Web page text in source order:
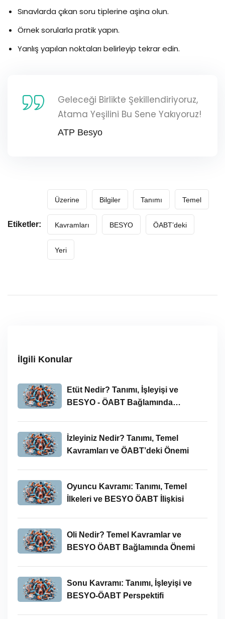
Sınavlarda çıkan soru tiplerine aşina olun.
Örnek sorularla pratik yapın.
Yanlış yapılan noktaları belirleyip tekrar edin.
Geleceği Birlikte Şekillendiriyoruz,
Atama Yeşilini Bu Sene Yakıyoruz!
ATP Besyo
Etiketler:
Üzerine Bilgiler Tanımı Temel
Kavramları BESYO ÖABT’deki
Yeri
İlgili Konular
Etüt Nedir? Tanımı, İşleyişi ve
BESYO - ÖABT Bağlamında
İzleyiniz Nedir? Tanımı, Temel
Kavramları ve ÖABT’deki Önemi
Oyuncu Kavramı: Tanımı, Temel
İlkeleri ve BESYO ÖABT İlişkisi
Oli Nedir? Temel Kavramlar ve
BESYO ÖABT Bağlamında Önemi
Sonu Kavramı: Tanımı, İşleyişi ve
BESYO-ÖABT Perspektifi